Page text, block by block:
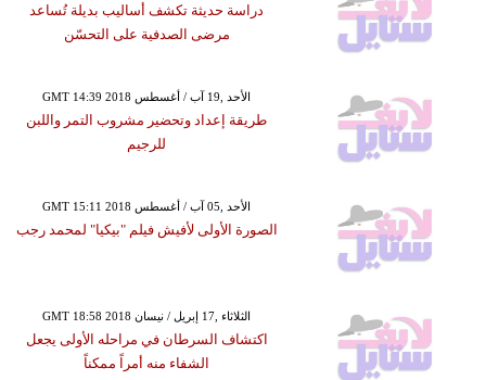
دراسة حديثة تكشف أساليب بديلة تُساعد
مرضى الصدفية على التحسّن
GMT 14:39 2018 الأحد ,19 آب / أغسطس
طريقة إعداد وتحضير مشروب التمر واللبن
للرجيم
GMT 15:11 2018 الأحد ,05 آب / أغسطس
الصورة الأولى لأفيش فيلم "بيكيا" لمحمد رجب
GMT 18:58 2018 الثلاثاء ,17 إبريل / نيسان
اكتشاف السرطان في مراحله الأولى يجعل
الشفاء منه أمراً ممكناً